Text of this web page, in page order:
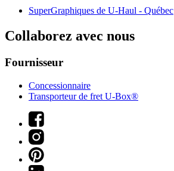
SuperGraphiques de U-Haul - Québec
Collaborez avec nous
Fournisseur
Concessionnaire
Transporteur de fret U-Box®